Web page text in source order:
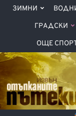
ЗИМНИ
ГРАДСКИ
ОЩЕ